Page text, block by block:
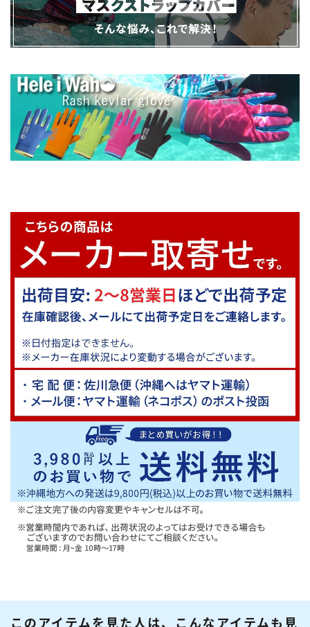
このアイテムを見た人は、こんなアイテムも見